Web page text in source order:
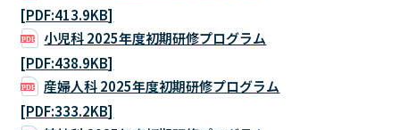
[PDF:413.9KB]
小児科 2025年度初期研修プログラム
[PDF:438.9KB]
産婦人科 2025年度初期研修プログラム
[PDF:333.2KB]